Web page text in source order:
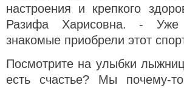
настроения и крепкого
Разифа Харисовна. -
знакомые приобрели этот
Посмотрите на улыбки
есть счастье? Мы почему-